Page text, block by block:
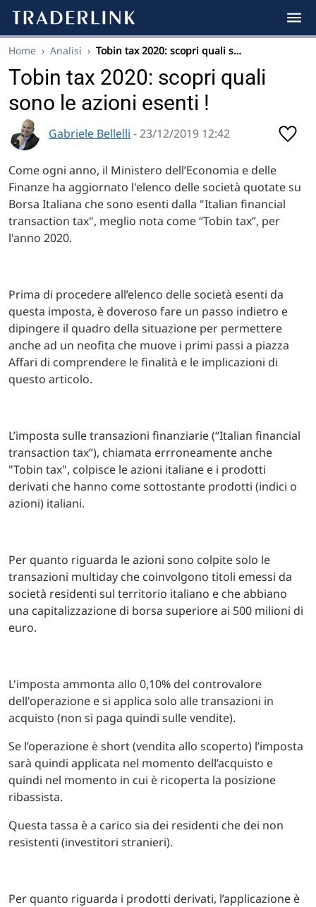
Home › Analisi › Tobin tax 2020: scopri quali s…
Tobin tax 2020: scopri quali
sono le azioni esenti !
Gabriele Bellelli - 23/12/2019 12:42
Come ogni anno, il Ministero dell’Economia e delle
Finanze ha aggiornato l'elenco delle società quotate su
Borsa Italiana che sono esenti dalla "Italian financial
transaction tax", meglio nota come “Tobin tax”, per
l'anno 2020.
Prima di procedere all’elenco delle società esenti da
questa imposta, è doveroso fare un passo indietro e
dipingere il quadro della situazione per permettere
anche ad un neofita che muove i primi passi a piazza
Affari di comprendere le finalità e le implicazioni di
questo articolo.
L’imposta sulle transazioni finanziarie (“Italian financial
transaction tax”), chiamata errroneamente anche
"Tobin tax", colpisce le azioni italiane e i prodotti
derivati che hanno come sottostante prodotti (indici o
azioni) italiani.
Per quanto riguarda le azioni sono colpite solo le
transazioni multiday che coinvolgono titoli emessi da
società residenti sul territorio italiano e che abbiano
una capitalizzazione di borsa superiore ai 500 milioni di
euro.
L'imposta ammonta allo 0,10% del controvalore
dell'operazione e si applica solo alle transazioni in
acquisto (non si paga quindi sulle vendite).
Se l’operazione è short (vendita allo scoperto) l’imposta
sarà quindi applicata nel momento dell’acquisto e
quindi nel momento in cui è ricoperta la posizione
ribassista.
Questa tassa è a carico sia dei residenti che dei non
resistenti (investitori stranieri).
Per quanto riguarda i prodotti derivati, l’applicazione è